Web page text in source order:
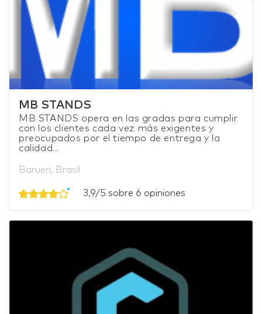
MB STANDS
MB STANDS opera en las gradas para cumplir
con los clientes cada vez más exigentes y
preocupados por el tiempo de entrega y la
calidad...
Barueri, Brasil
3,9/5 sobre 6 opiniones